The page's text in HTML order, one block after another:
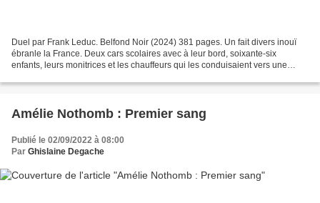
Duel par Frank Leduc. Belfond Noir (2024) 381 pages. Un fait divers inouï
ébranle la France. Deux cars scolaires avec à leur bord, soixante-six
enfants, leurs monitrices et les chauffeurs qui les conduisaient vers une
Amélie Nothomb : Premier sang
Publié le 02/09/2022 à 08:00
Par Ghislaine Degache